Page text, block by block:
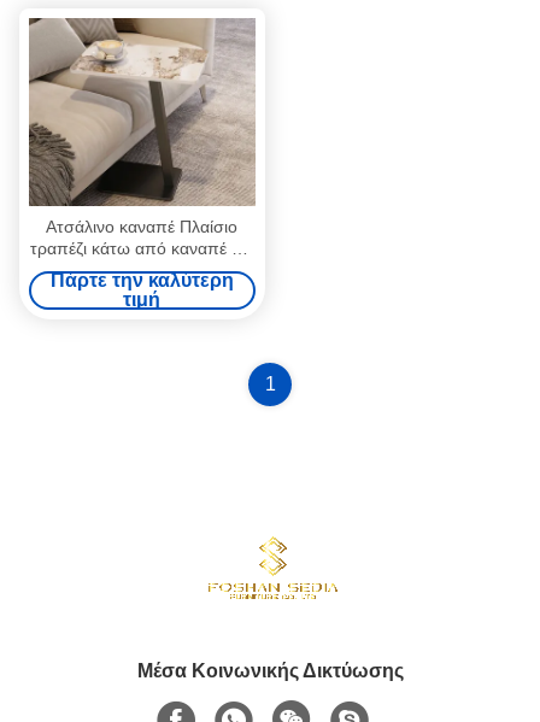
Ατσάλινο καναπέ Πλαίσιο
τραπέζι κάτω από καναπέ Για
καθιστικό
Πάρτε την καλύτερη
τιμή
1
Μέσα Κοινωνικής Δικτύωσης